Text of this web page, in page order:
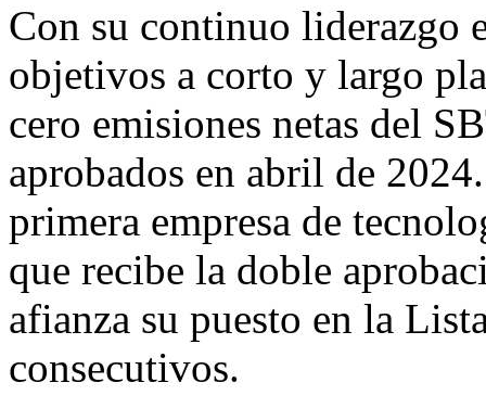
Con su continuo liderazgo
objetivos a corto y largo
cero emisiones netas del
aprobados en abril de
primera empresa de
que recibe la doble
afianza su puesto en la
consecutivos.